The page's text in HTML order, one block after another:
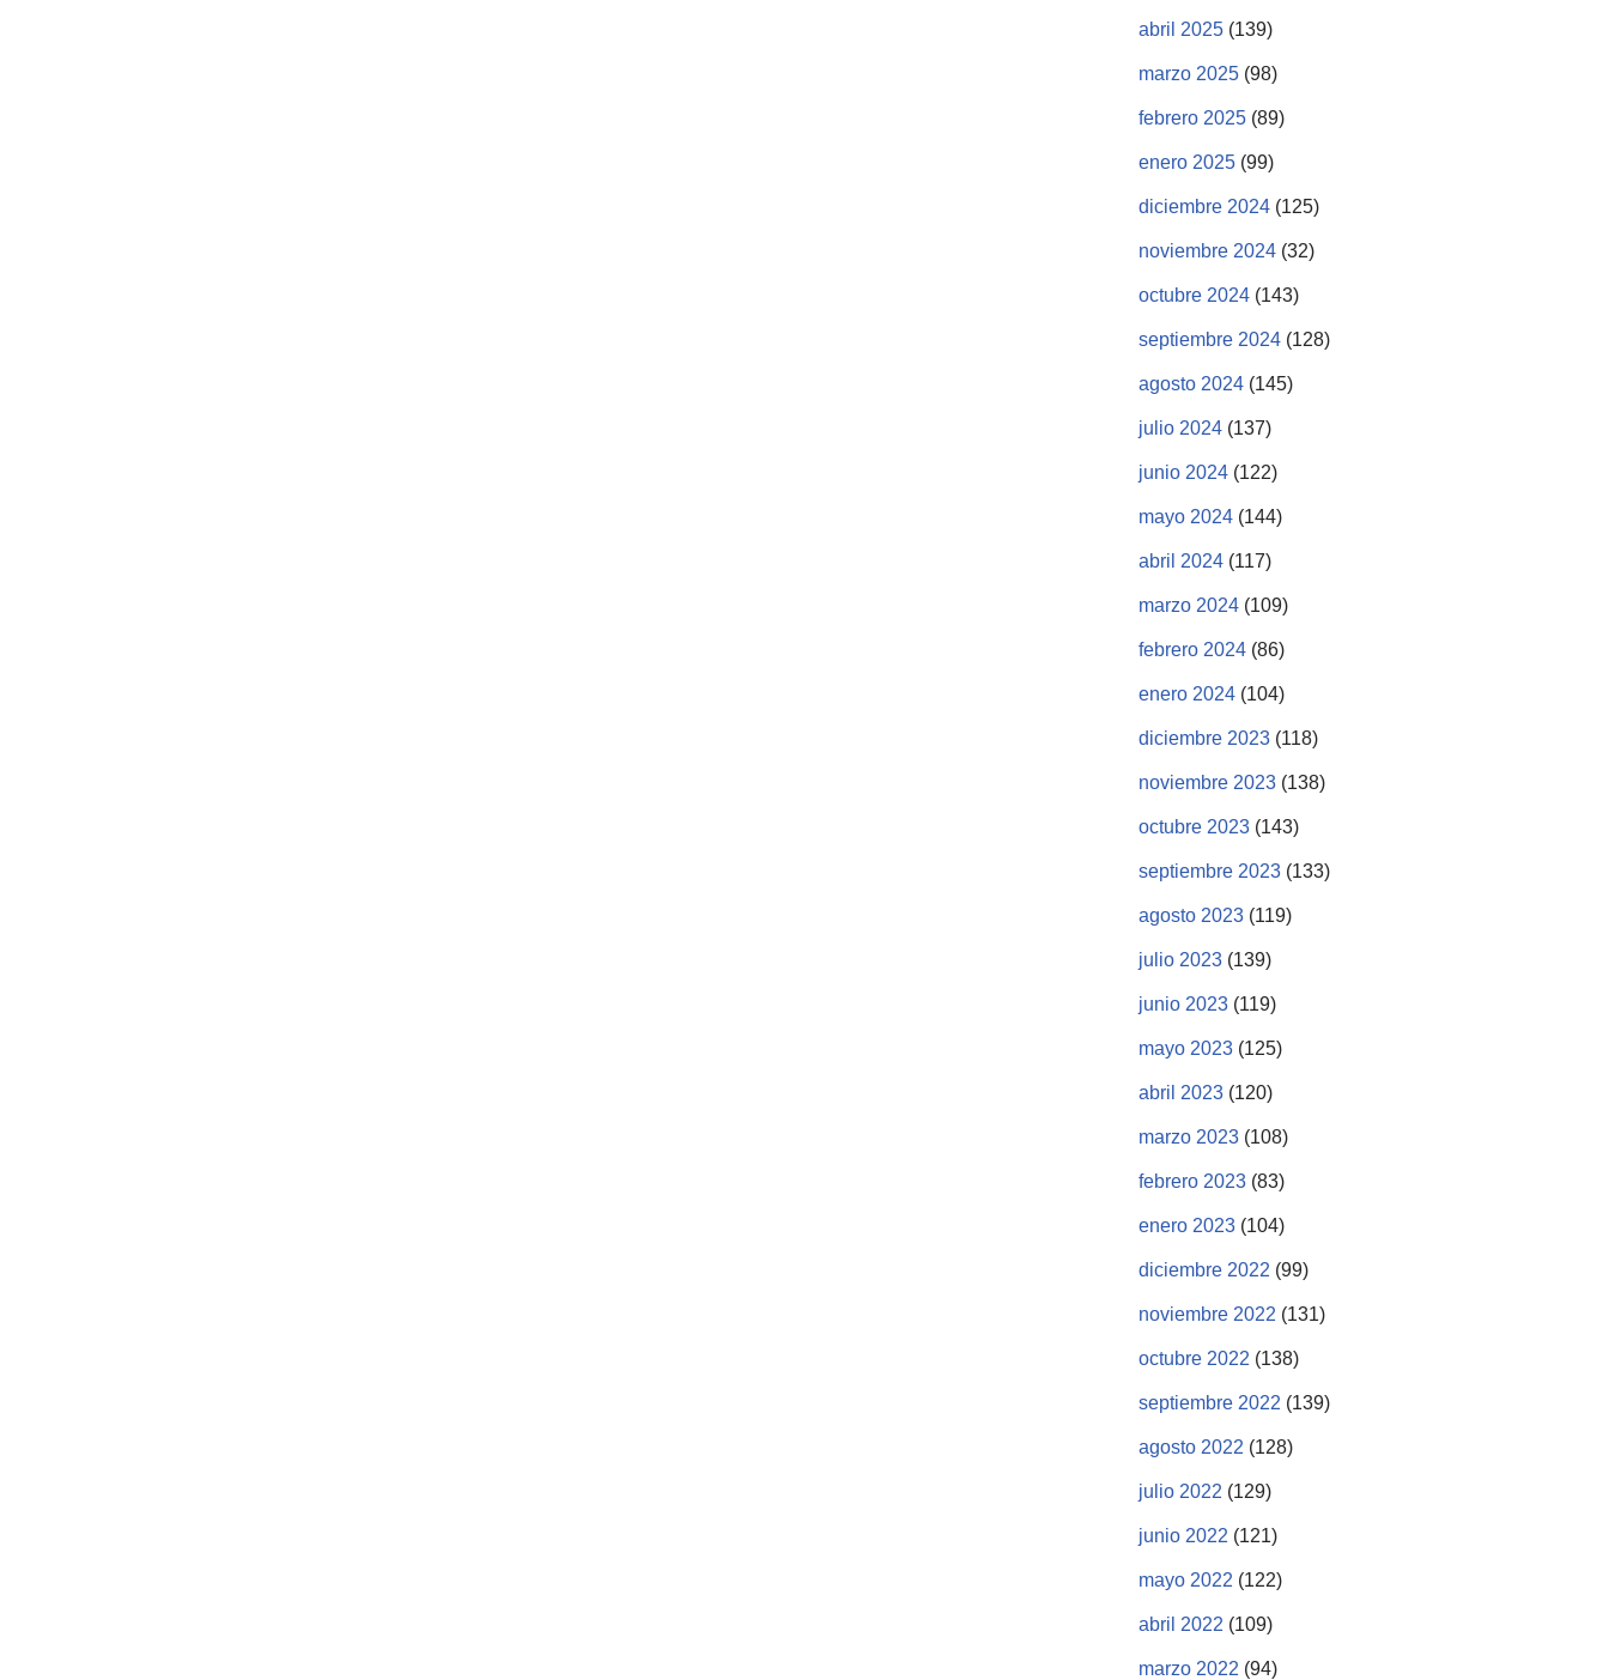
abril 2025 (139)
marzo 2025 (98)
febrero 2025 (89)
enero 2025 (99)
diciembre 2024 (125)
noviembre 2024 (32)
octubre 2024 (143)
septiembre 2024 (128)
agosto 2024 (145)
julio 2024 (137)
junio 2024 (122)
mayo 2024 (144)
abril 2024 (117)
marzo 2024 (109)
febrero 2024 (86)
enero 2024 (104)
diciembre 2023 (118)
noviembre 2023 (138)
octubre 2023 (143)
septiembre 2023 (133)
agosto 2023 (119)
julio 2023 (139)
junio 2023 (119)
mayo 2023 (125)
abril 2023 (120)
marzo 2023 (108)
febrero 2023 (83)
enero 2023 (104)
diciembre 2022 (99)
noviembre 2022 (131)
octubre 2022 (138)
septiembre 2022 (139)
agosto 2022 (128)
julio 2022 (129)
junio 2022 (121)
mayo 2022 (122)
abril 2022 (109)
marzo 2022 (94)